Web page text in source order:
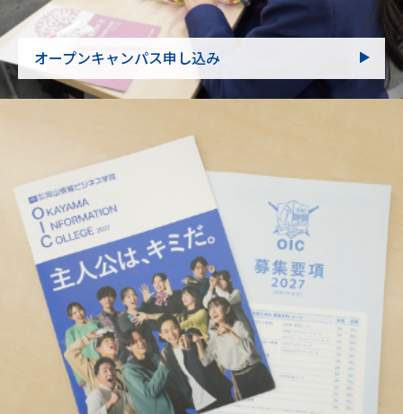
オープンキャンパス申し込み